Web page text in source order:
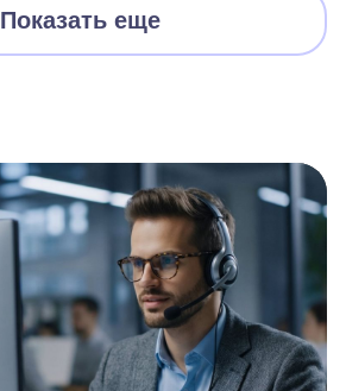
Показать еще